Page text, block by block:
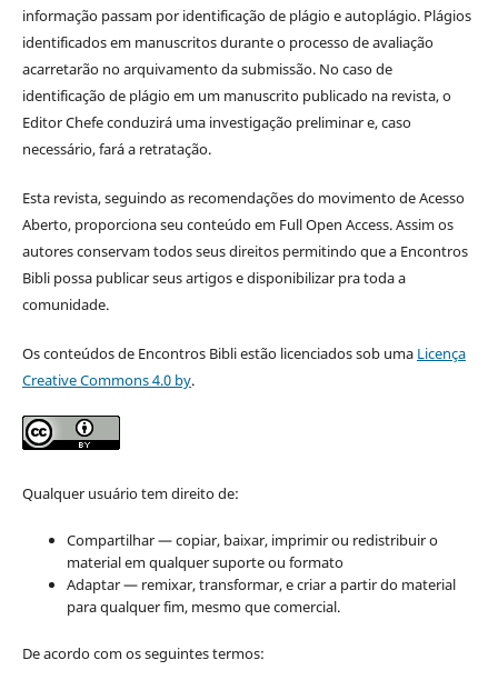
informaçãopassam por identificação de plágio e autoplágio. Plágios
identificados em manuscritos durante o processo de avaliação
acarretarão no arquivamento da submissão. No caso de
identificação de plágio em um manuscrito publicado na revista, o
Editor Chefe conduzirá uma investigação preliminar e, caso
necessário, fará a retratação.
Esta revista, seguindo as recomendações do movimento de Acesso
Aberto, proporciona seu conteúdo em Full Open Access. Assim os
autores conservam todos seus direitos permitindo que a Encontros
Bibli possa publicar seus artigos e disponibilizar pra toda a
comunidade.
Os conteúdos de Encontros Bibli estão licenciados sob uma Licença
Creative Commons 4.0 by.
Qualquer usuário tem direito de:
Compartilhar — copiar, baixar, imprimir ou redistribuir o
material em qualquer suporte ou formato
Adaptar — remixar, transformar, e criar a partir do material
para qualquer fim, mesmo que comercial.
De acordo com os seguintes termos: